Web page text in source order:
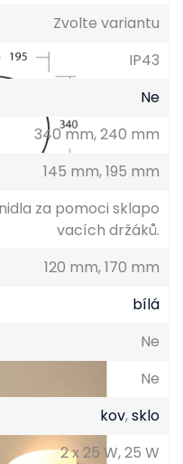
Zvolte variantu
IP43
Ne
340 mm, 240 mm
145 mm, 195 mm
za pomoci sklapo
vacích držáků.
120 mm, 170 mm
bílá
Ne
Ne
kov,sklo
2 x 25 W, 25 W